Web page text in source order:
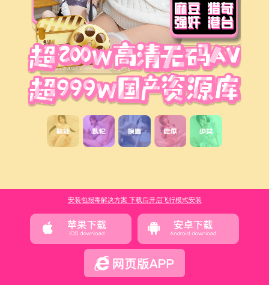
安装包报毒解决方案 下载后开启飞行模式安装